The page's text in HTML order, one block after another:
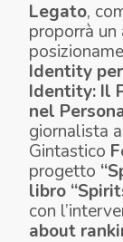
Legato,
proporrà
Identity
Identity: Il
nel
giornalista
Gintastico
progetto
libro
con
about